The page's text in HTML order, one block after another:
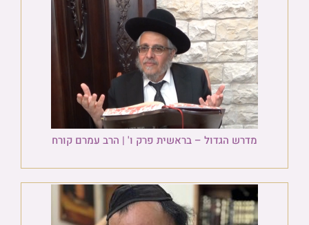
מדרש הגדול – בראשית פרק ו' | הרב עמרם קורח